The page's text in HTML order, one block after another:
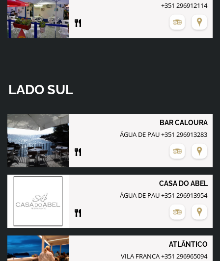
+351 296912114
LADO SUL
BAR CALOURA
ÁGUA DE PAU +351 296913283
CASA DO ABEL
ÁGUA DE PAU +351 296913954
ATLÂNTICO
VILA FRANCA +351 296965094